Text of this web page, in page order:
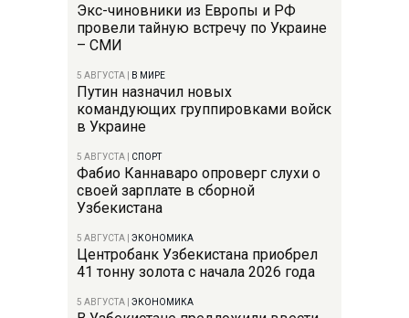
Экс-чиновники из Европы и РФ
провели тайную встречу по Украине
– СМИ
5 АВГУСТА В МИРЕ
Путин назначил новых
командующих группировками войск
в Украине
5 АВГУСТА СПОРТ
Фабио Каннаваро опроверг слухи о
своей зарплате в сборной
Узбекистана
5 АВГУСТА ЭКОНОМИКА
Центробанк Узбекистана приобрел
41 тонну золота с начала 2026 года
5 АВГУСТА ЭКОНОМИКА